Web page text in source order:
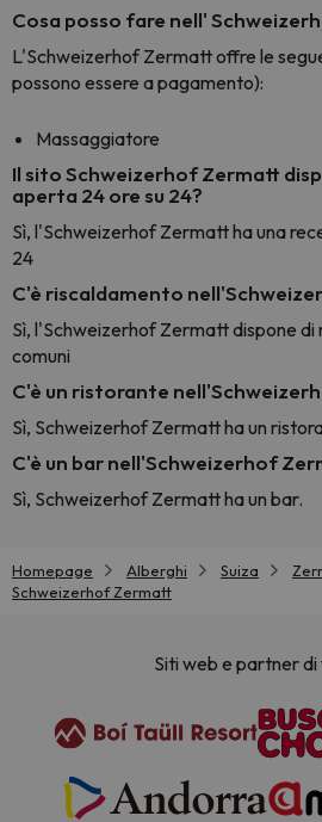
Cosa posso fare nell'
L'Schweizerhof Zermatt offre le
possono essere a pagamento):
Massaggiatore
Il sito Schweizerhof Zermatt
aperta 24 ore su 24?
Sì, l'Schweizerhof Zermatt ha una
24
C'è riscaldamento
Sì, l'Schweizerhof Zermatt dispone
comuni
C'è un ristorante
Sì, Schweizerhof Zermatt ha un
C'è un bar nell'Schweizerhof
Sì, Schweizerhof Zermatt ha un bar.
Homepage Alberghi Suiza
Schweizerhof Zermatt
Siti web e partner di